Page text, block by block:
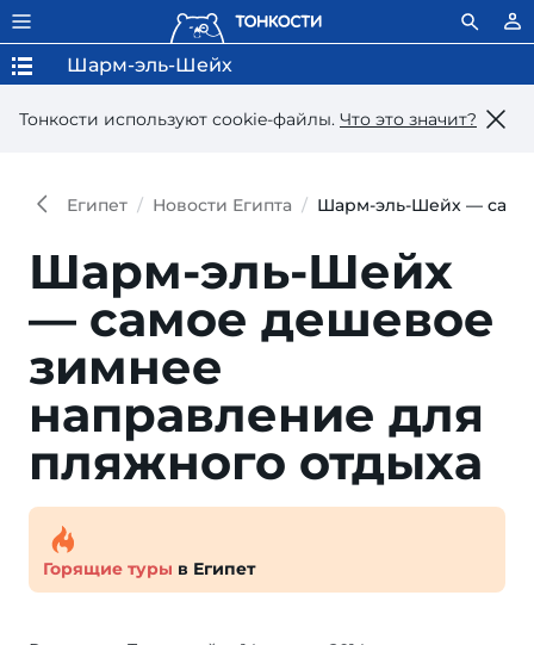
Тонкости используют сookie-файлы. Что это значит?
Шарм-эль-Шейх
Египет Новости Египта Шарм-эль-Шейх —
Шарм-эль-Шейх
— самое дешевое
зимнее
направление для
пляжного отдыха
Горящие туры в Египет